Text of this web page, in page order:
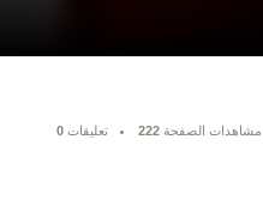
مشاهدات الصفحة 222 تعليقات 0